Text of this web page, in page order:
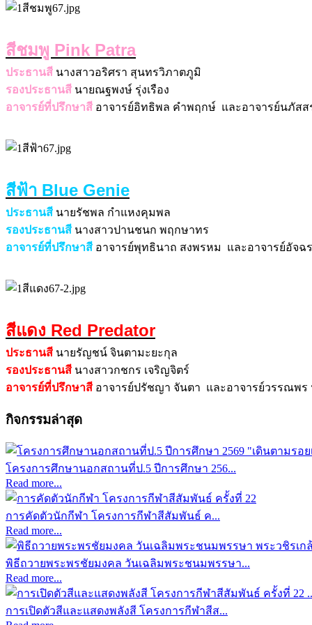
สีชมพู Pink Patra
ประธานสี นางสาวอริศรา สุนทรวิภาตภูมิ
รองประธานสี นายณฐพงษ์ รุ่งเรือง
อาจารย์ที่ปรึกษาสี อาจารย์อิทธิพล คำพฤกษ์ และอาจารย์นภัส
สีฟ้า Blue Genie
ประธานสี นายรัชพล กำแหงคุมพล
รองประธานสี นางสาวปานชนก พฤกษาทร
อาจารย์ที่ปรึกษาสี อาจารย์พุทธินาถ สงพรหม และอาจารย์อัจ
สีแดง Red Predator
ประธานสี นายรัญชน์ จินตามะยะกุล
รองประธานสี นางสาวกชกร เจริญจิตร์
อาจารย์ที่ปรึกษาสี อาจารย์ปรัชญา จันตา และอาจารย์วรรณพร
กิจกรรมล่าสุด
โครงการศึกษานอกสถานที่ป.5 ปีการศึกษา 256...
Read more...
การคัดตัวนักกีฬา โครงการกีฬาสีสัมพันธ์ ค...
Read more...
พิธีถวายพระพรชัยมงคล วันเฉลิมพระชนมพรรษา...
Read more...
การเปิดตัวสีและแสดงพลังสี โครงการกีฬาสีส...